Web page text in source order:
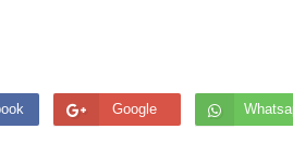
Google